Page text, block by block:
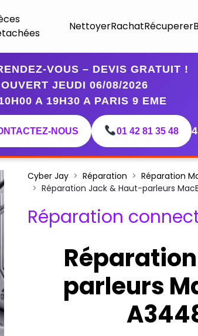
NettoyerRachatRécuperer
VOUS – DEVIS GRATUIT !
OUVERT JEUDI 06/08/2026
A 19H30 A PARIS 9 EME
NOUS 01 42 81 35 48
Cyber Jay Réparation Réparation
Réparation Jack & Haut-parleurs
Réparation
parleurs